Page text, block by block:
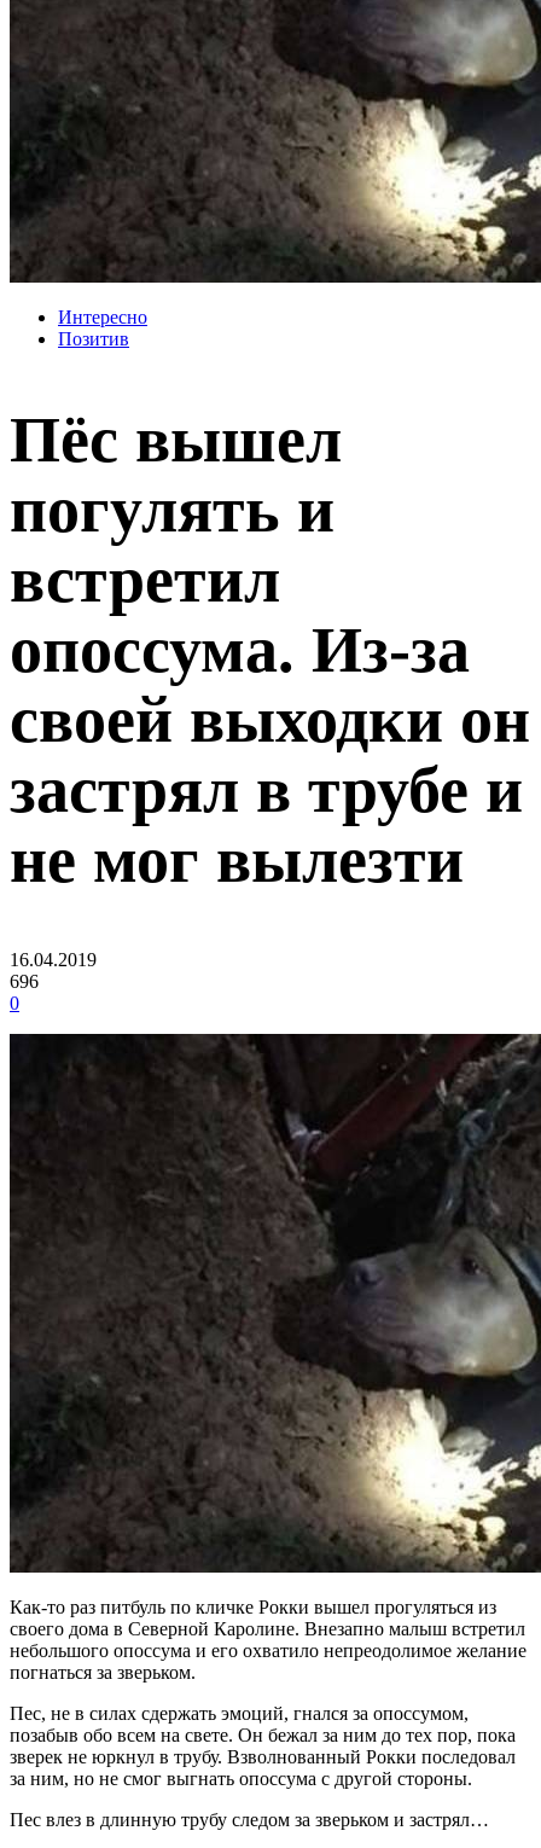
Интересно
Позитив
Пёс вышел
погулять и
встретил
опоссума. Из-за
своей выходки он
застрял в трубе и
не мог вылезти
16.04.2019
696
0
Как-то раз питбуль по кличке Рокки вышел прогуляться из
своего дома в Северной Каролине. Внезапно малыш встретил
небольшого опоссума и его охватило непреодолимое желание
погнаться за зверьком.
Пес, не в силах сдержать эмоций, гнался за опоссумом,
позабыв обо всем на свете. Он бежал за ним до тех пор, пока
зверек не юркнул в трубу. Взволнованный Рокки последовал
за ним, но не смог выгнать опоссума с другой стороны.
Пес влез в длинную трубу следом за зверьком и застрял…